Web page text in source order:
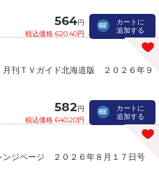
564円
税込価格 620.40円
カートに
追加する
刊ＴＶガイド北海道版 ２０２６年９
582円
税込価格 640.20円
カートに
追加する
ジページ ２０２６年８月１７日号